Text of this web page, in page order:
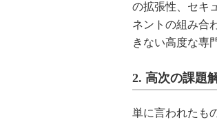
の拡張性、セキ
ネントの組み合
きない高度な専
2. 高次の課題
単に言われたも